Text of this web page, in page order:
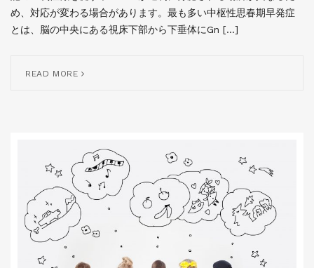
め、対応が変わる場合があります。最も多い中枢性思春期早発症
とは、脳の中央にある視床下部から下垂体にGn […]
READ MORE